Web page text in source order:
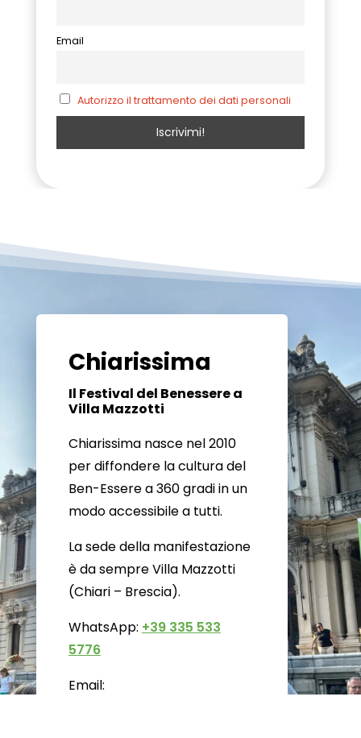
Email
Autorizzo il trattamento dei dati personali
Chiarissima
Il Festival del Benessere a
Villa Mazzotti
Chiarissima nasce nel 2010
per diffondere la cultura del
Ben-Essere a 360 gradi in un
modo accessibile a tutti.
La sede della manifestazione
è da sempre Villa Mazzotti
(Chiari – Brescia).
WhatsApp: +39 335 533
5776
Email: